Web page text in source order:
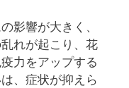
影響が大きく、
れが起こり、花
力をアップする
、症状が抑えら